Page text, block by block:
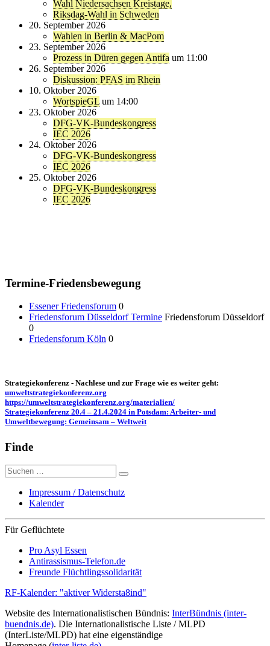
Wahl Niedersachsen Kreistage,
Riksdag-Wahl in Schweden
20. September 2026
Wahlen in Berlin & MacPom
23. September 2026
Prozess in Düren gegen Antifa um 11:00
26. September 2026
Diskussion: PFAS im Rhein
10. Oktober 2026
WortspieGL um 14:00
23. Oktober 2026
DFG-VK-Bundeskongress
IEC 2026
24. Oktober 2026
DFG-VK-Bundeskongress
IEC 2026
25. Oktober 2026
DFG-VK-Bundeskongress
IEC 2026
Termine-Friedensbewegung
Essener Friedensforum 0
Friedensforum Düsseldorf Termine Friedensforum Düsseldorf
0
Friedensforum Köln 0
Strategiekonferenz - Nachlese und zur Frage wie es weiter geht:
umweltstrategiekonferenz.org
https://umweltstrategiekonferenz.org/materialien/
Strategiekonferenz 20.4 – 21.4.2024 in Potsdam: Arbeiter- und
Umweltbewegung: Gemeinsam – Weltweit
Finde
Suche
nach:
Impressum / Datenschutz
Kalender
Für Geflüchtete
Pro Asyl Essen
Antirassismus-Telefon.de
Freunde Flüchtlingssolidarität
RF-Kalender: "aktiver Widersta8ind"
Website des Internationalistischen Bündnis: InterBündnis (inter-
buendnis.de). Die Internationalistische Liste / MLPD
(InterListe/MLPD) hat eine eigenständige